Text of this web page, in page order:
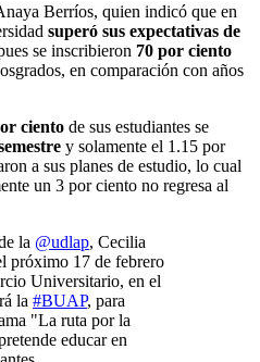
Berríos, quien indicó que en
superó sus expectativas de
se inscribieron 70 por ciento
en comparación con años
ciento de sus estudiantes se
y solamente el 1.15 por
a sus planes de estudio, lo cual
un 3 por ciento no regresa al
la @udlap, Cecilia
próximo 17 de febrero
Universitario, en el
la #BUAP, para
"La ruta por la
educar en